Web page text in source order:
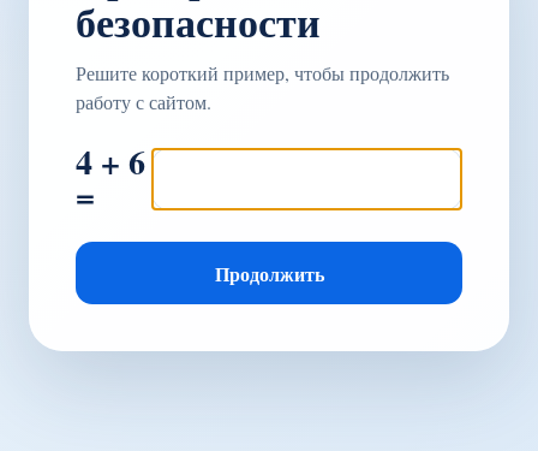
безопасности
Решите короткий пример, чтобы продолжить
работу с сайтом.
4 + 6
=
Продолжить